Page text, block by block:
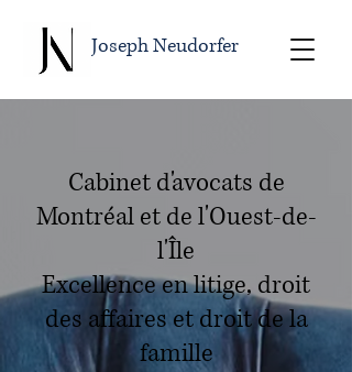
Joseph Neudorfer
Cabinet d'avocats de
Montréal et de l'Ouest-de-
l'Île
Excellence en litige, droit
des affaires et droit de la
famille